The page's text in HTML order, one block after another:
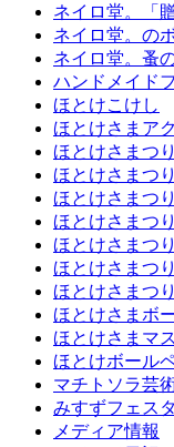
ネイロ堂。「
ネイロ堂。の
ネイロ堂。蚤
ハンドメイド
ほとけこけし
ほとけさまア
ほとけさまつ
ほとけさまつ
ほとけさまつ
ほとけさまつ
ほとけさまつ
ほとけさまつ
ほとけさまつ
ほとけさまボ
ほとけさまマ
ほとけボール
マチトソラ芸
みすずフェスタ
メディア情報